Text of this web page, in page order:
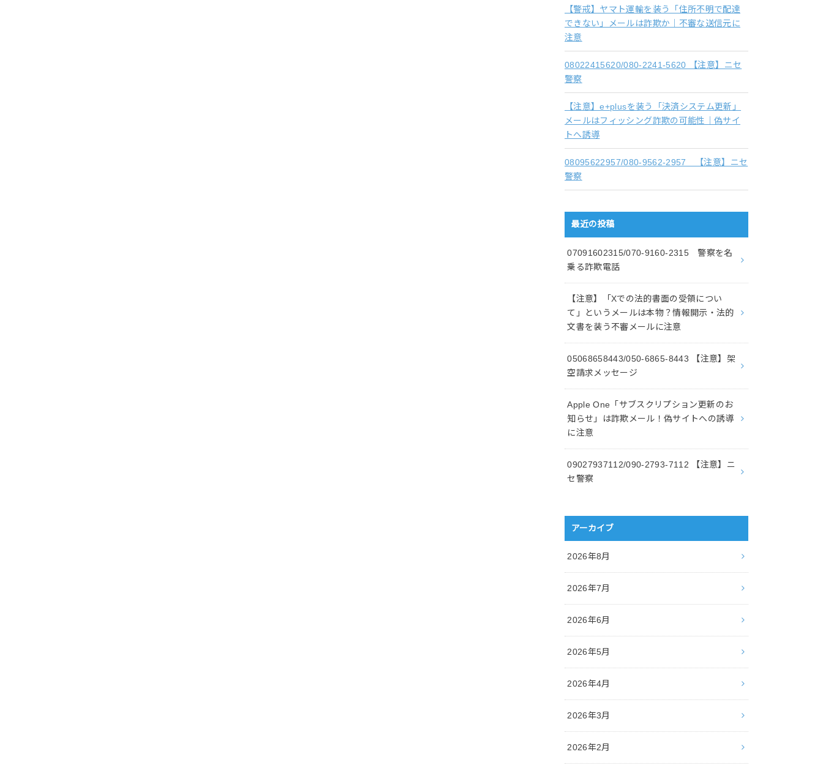
【警戒】ヤマト運輸を装う「住所不明で配達
できない」メールは詐欺か｜不審な送信元に
注意
08022415620/080-2241-5620 【注意】ニセ
警察
【注意】e+plusを装う「決済システム更新」
メールはフィッシング詐欺の可能性｜偽サイ
トへ誘導
08095622957/080-9562-2957 【注意】ニセ
警察
最近の投稿
07091602315/070-9160-2315 警察を名
乗る詐欺電話
【注意】「Xでの法的書面の受領につい
て」というメールは本物？情報開示・法的
文書を装う不審メールに注意
05068658443/050-6865-8443 【注意】架
空請求メッセージ
Apple One「サブスクリプション更新のお
知らせ」は詐欺メール！偽サイトへの誘導
に注意
09027937112/090-2793-7112 【注意】ニ
セ警察
アーカイブ
2026年8月
2026年7月
2026年6月
2026年5月
2026年4月
2026年3月
2026年2月